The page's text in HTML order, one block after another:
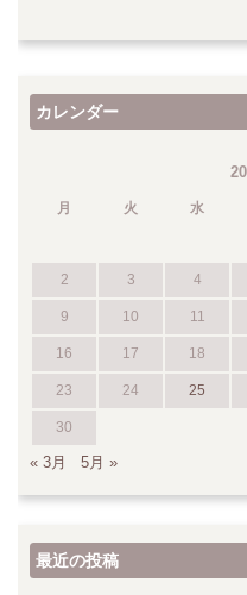
カレンダー
月 火 水
2 3 4
9 10 11
16 17 18
23 24 25
30
« 3月 5月 »
最近の投稿